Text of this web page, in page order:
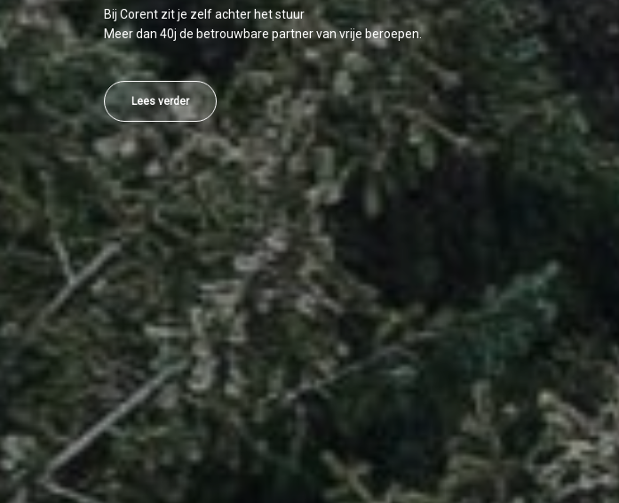
Bij Corent zit je zelf achter het stuur
Meer dan 40j de betrouwbare partner van vrije beroepen.
Lees verder